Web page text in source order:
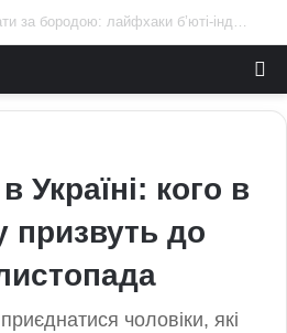
Павло Паліса може стати послом України у США: хто він та чим відомий
Україні: кого в
призвуть до
чоловіки, які